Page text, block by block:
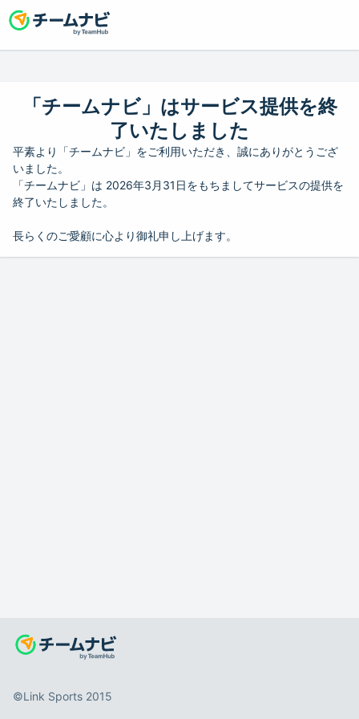
「チームナビ」はサービス提供を終
了いたしました
平素より「チームナビ」をご利用いただき、誠にありがとうござ
いました。
「チームナビ」は 2026年3月31日をもちましてサービスの提供を
終了いたしました。
長らくのご愛顧に心より御礼申し上げます。
©️Link Sports 2015